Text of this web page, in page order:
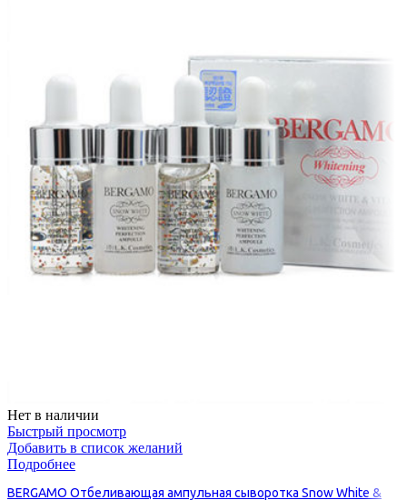
Нет в наличии
Быстрый просмотр
Добавить в список желаний
Подробнее
BERGAMO Отбеливающая ампульная сыворотка Snow White &